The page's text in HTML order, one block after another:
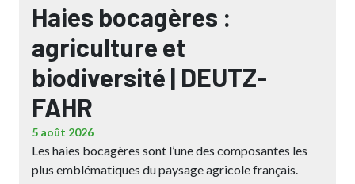
Haies bocagères :
agriculture et
biodiversité | DEUTZ-
FAHR
5 août 2026
Les haies bocagères sont l’une des composantes les
plus emblématiques du paysage agricole français.